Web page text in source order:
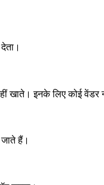
खाते। इनके लिए कोई वेंडर
हैं।